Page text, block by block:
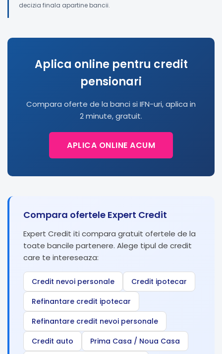
decizia finala apartine bancii.
Aplica online pentru credit
pensionari
Compara oferte de la banci si IFN-uri, aplica in
2 minute, gratuit.
APLICA ONLINE ACUM
Compara ofertele Expert Credit
Expert Credit iti compara gratuit ofertele de la
toate bancile partenere. Alege tipul de credit
care te intereseaza:
Credit nevoi personale
Credit ipotecar
Refinantare credit ipotecar
Refinantare credit nevoi personale
Credit auto
Prima Casa / Noua Casa